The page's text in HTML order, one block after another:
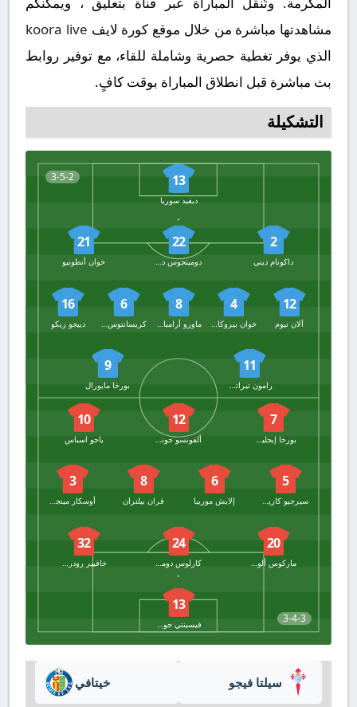
مشاهدتها مباشرة من خلال موقع كورة لايف koora live
الذي يوفر تغطية حصرية وشاملة للقاء، مع توفير روابط
بث مباشرة قبل انطلاق المباراة بوقت كافٍ.
التشكيلة
3-5-2 13
ديفيد سوريا
2
داكونام ديني
22
دومينجوس دوارتي
21
خوان أنطونيو
12
آلان نيوم
4
8
6
16
دييجو ريكو
11
رامون تيراتس إسباسيو
9
بورخا مايورال
3-4-3
7
بورخا إيجليسياس
12
ألفونسو جونزاليس
10
ياجو اسباس
5
سيرجيو كاريرا
6
إلايش موريبا
8
فران بيلتران
3
أوسكار مينجيزا
20
24
32
13
فيسينتي جوايتا
خيتافي سيلتا فيجو